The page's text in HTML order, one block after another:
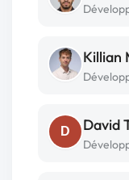
Killian
D David